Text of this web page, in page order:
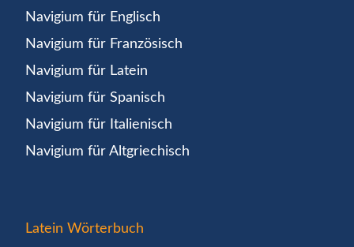
Navigium für Englisch
Navigium für Französisch
Navigium für Latein
Navigium für Spanisch
Navigium für Italienisch
Navigium für Altgriechisch
Latein Wörterbuch